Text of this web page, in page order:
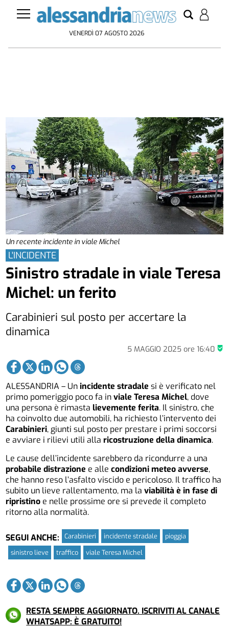
VENERDÌ 07 AGOSTO 2026
Un recente incidente in viale Michel
5 MAGGIO 2025 ore 16:40
L'INCIDENTE
Sinistro stradale in viale Teresa
Michel: un ferito
Carabinieri sul posto per accertare la
dinamica
ALESSANDRIA – Unincidente stradale si è verificato nel
primo pomeriggio poco fa inviale Teresa Michel, dove
una persona è rimastalievemente ferita. Il sinistro, che
ha coinvolto due automobili, ha richiesto l’intervento dei
Carabinieri, giunti sul posto per prestare i primi soccorsi
e avviare i rilievi utili allaricostruzione della dinamica.
Le cause dell’incidente sarebbero da ricondurre a una
probabile distrazione e allecondizioni meteo avverse,
che hanno reso l’asfalto viscido e pericoloso. Il traffico ha
subito un lieve rallentamento, ma laviabilità è in fase di
ripristino e nelle prossime ore si prevede il completo
ritorno alla normalità.
SEGUI ANCHE: Carabinieri incidente stradale
pioggia
sinistro lieve
traffico viale Teresa Michel
RESTA SEMPRE AGGIORNATO. ISCRIVITI AL CANALE
WHATSAPP: È GRATUITO!